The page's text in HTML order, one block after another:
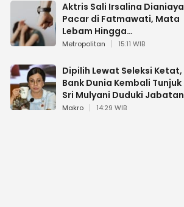
Aktris Sali Irsalina Dianiaya
Pacar di Fatmawati, Mata
Lebam Hingga
Diselamatkan Polantas
Metropolitan 15:11 WIB
Dipilih Lewat Seleksi Ketat,
Bank Dunia Kembali Tunjuk
Sri Mulyani Duduki Jabatan
Strategis
Makro 14:29 WIB